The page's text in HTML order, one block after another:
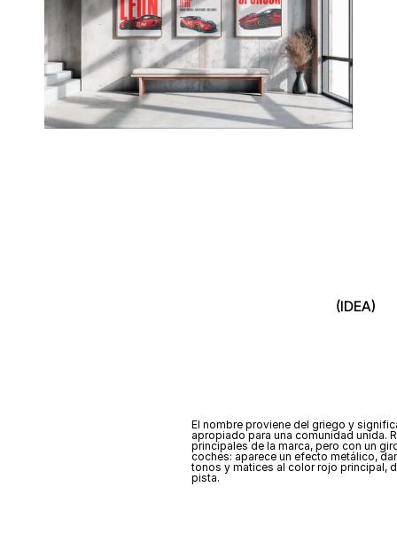
(IDEA)
El nombre proviene del griego y
apropiado para una comunidad unida.
principales de la marca, pero con un
coches: aparece un efecto metálico,
tonos y matices al color rojo principal,
pista.